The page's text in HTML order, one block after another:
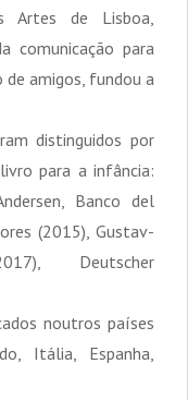
Artes de Lisboa,
comunicação para
de amigos, fundou a
distinguidos por
para a infância:
Banco del
(2015), Gustav-
Deutscher
noutros países
Itália, Espanha,